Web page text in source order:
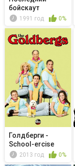
бойскаут
1991 год 0%
Голдберги -
School-ercise
2013 год 0%